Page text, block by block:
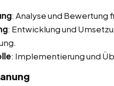
: Analyse und Bewertung
: Entwicklung und
: Implementierung und